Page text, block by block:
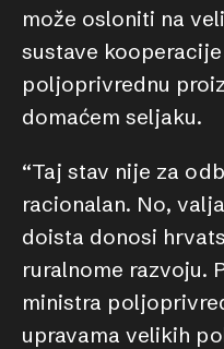
može osloniti na
sustave
poljoprivrednu
domaćem seljaku.
“Taj stav nije za
racionalan. No,
doista donosi
ruralnome razvoju.
ministra
upravama velikih